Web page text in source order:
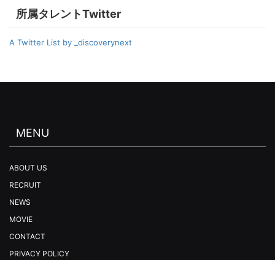
所属タレントTwitter
A Twitter List by _discoverynext
MENU
ABOUT US
RECRUIT
NEWS
MOVIE
CONTACT
PRIVACY POLICY